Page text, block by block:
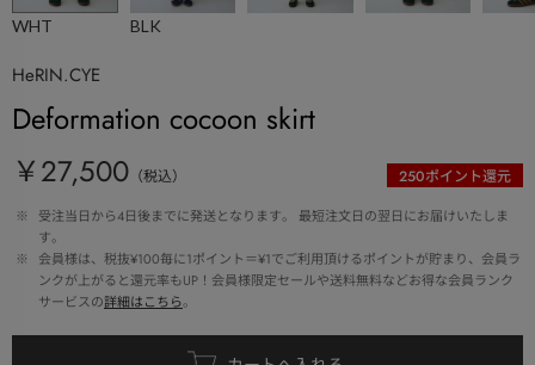
WHT BLK
HeRIN.CYE
Deformation cocoon skirt
￥27,500 （税込） 250ポイント還元
※
受注当日から4日後までに発送となります。 最短注文日の翌日にお届けいたしま
す。
※
会員様は、税抜¥100毎に1ポイント＝¥1でご利用頂けるポイントが貯まり、会員ラ
ンクが上がると還元率もUP！会員様限定セールや送料無料などお得な会員ランク
サービスの詳細はこちら。